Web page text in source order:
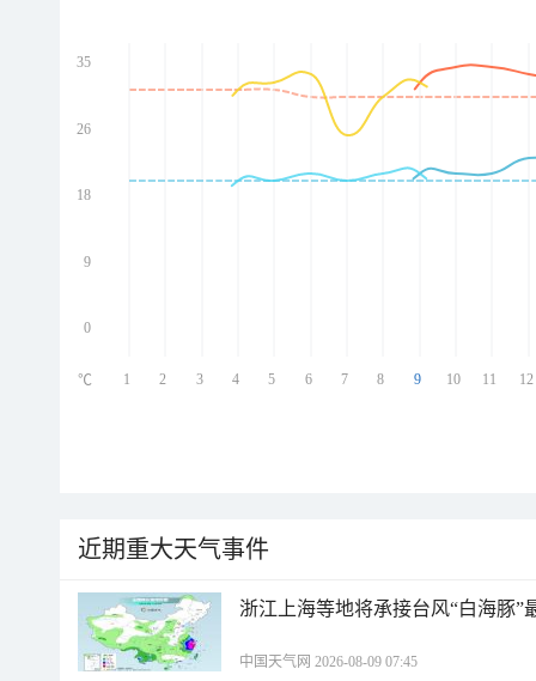
35
26
18
9
0
1 2 3 4 5 6 7 8 9 10 11 12
℃
近期重大天气事件
浙江上海等地将承接台风“白海豚”
中国天气网 2026-08-09 07:45